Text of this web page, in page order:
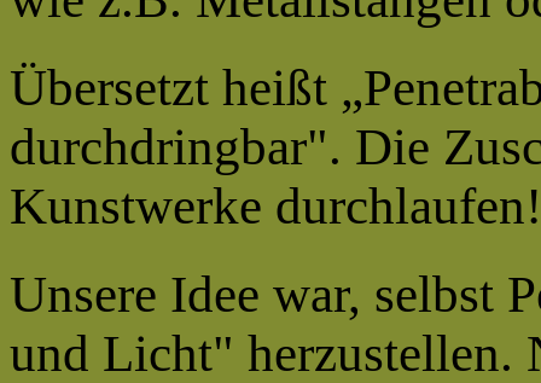
Übersetzt heißt
durchdringbar". Die
Kunstwerke durchlaufen!
Unsere Idee war, selbst
und Licht" herzustellen.